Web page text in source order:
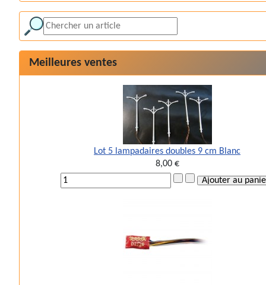
Meilleures ventes
Lot 5 lampadaires doubles 9 cm Blanc
8,00 €